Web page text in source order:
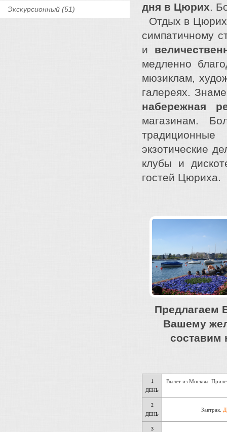
Экскурсионный (51)
дня в Цюрих.
Отдых в
симпатичному
и
медленно
мюзиклам,
галереях.
набережная
магазинам.
экзотические
клубы и
гостей Цюриха.
Предлагаем
Вашему
составим
1
ДЕНЬ
Вылет из Москвы.
2
ДЕНЬ
Завтрак.
3